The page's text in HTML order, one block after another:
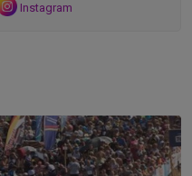
Instagram